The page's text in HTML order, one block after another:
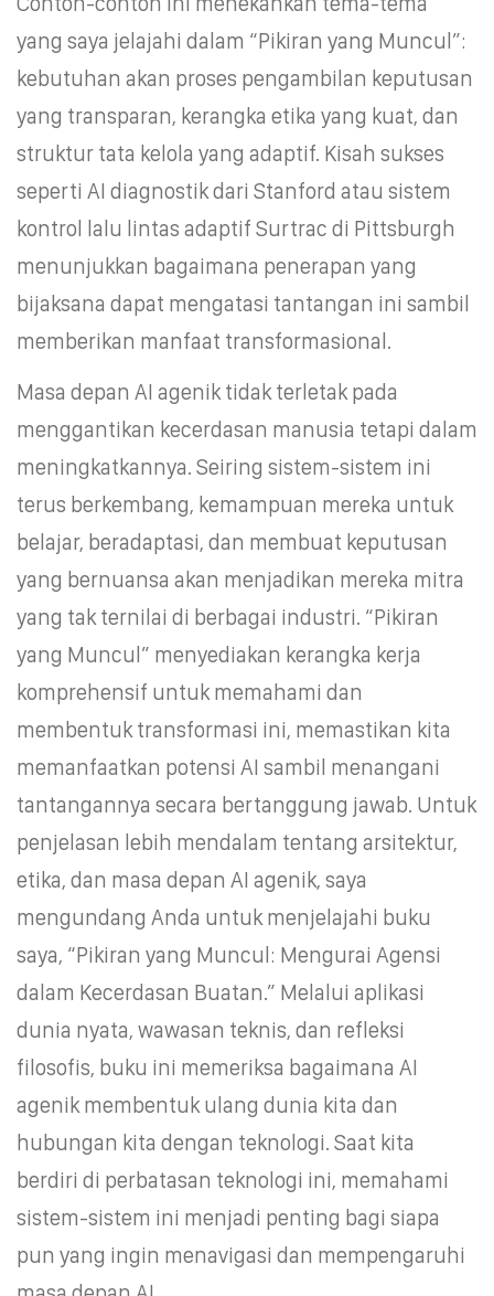
yang saya jelajahi dalam “Pikiran yang Muncul”:
kebutuhan akan proses pengambilan keputusan
yang transparan, kerangka etika yang kuat, dan
struktur tata kelola yang adaptif. Kisah sukses
seperti AI diagnostik dari Stanford atau sistem
kontrol lalu lintas adaptif Surtrac di Pittsburgh
menunjukkan bagaimana penerapan yang
bijaksana dapat mengatasi tantangan ini sambil
memberikan manfaat transformasional.
Masa depan AI agenik tidak terletak pada
menggantikan kecerdasan manusia tetapi dalam
meningkatkannya. Seiring sistem-sistem ini
terus berkembang, kemampuan mereka untuk
belajar, beradaptasi, dan membuat keputusan
yang bernuansa akan menjadikan mereka mitra
yang tak ternilai di berbagai industri. “Pikiran
yang Muncul” menyediakan kerangka kerja
komprehensif untuk memahami dan
membentuk transformasi ini, memastikan kita
memanfaatkan potensi AI sambil menangani
tantangannya secara bertanggung jawab. Untuk
penjelasan lebih mendalam tentang arsitektur,
etika, dan masa depan AI agenik, saya
mengundang Anda untuk menjelajahi buku
saya, “Pikiran yang Muncul: Mengurai Agensi
dalam Kecerdasan Buatan.” Melalui aplikasi
dunia nyata, wawasan teknis, dan refleksi
filosofis, buku ini memeriksa bagaimana AI
agenik membentuk ulang dunia kita dan
hubungan kita dengan teknologi. Saat kita
berdiri di perbatasan teknologi ini, memahami
sistem-sistem ini menjadi penting bagi siapa
pun yang ingin menavigasi dan mempengaruhi